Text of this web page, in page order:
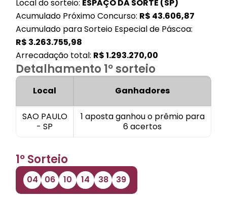
Local do sorteio: ESPAÇO DA SORTE (SP)
Acumulado Próximo Concurso: R$ 43.606,87
Acumulado para Sorteio Especial de Páscoa:
R$ 3.263.755,98
Arrecadação total: R$1.293.270,00
Detalhamento 1º sorteio
Local Ganhadores
SAO PAULO
- SP
1 aposta ganhou o prêmio para
6 acertos
1º Sorteio
04 06 10 14 38 39